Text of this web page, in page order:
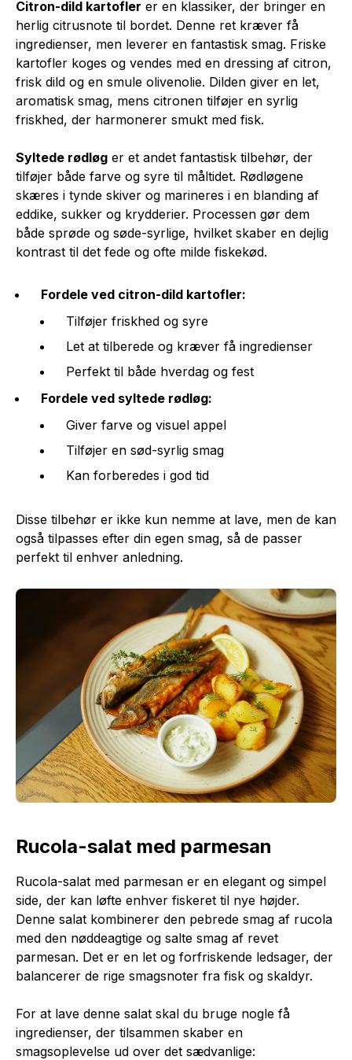
Citron-dild kartofler er en klassiker, der bringer en
herlig citrusnote til bordet. Denne ret kræver få
ingredienser, men leverer en fantastisk smag. Friske
kartofler koges og vendes med en dressing af citron,
frisk dild og en smule olivenolie. Dilden giver en let,
aromatisk smag, mens citronen tilføjer en syrlig
friskhed, der harmonerer smukt med fisk.
Syltede rødløg er et andet fantastisk tilbehør, der
tilføjer både farve og syre til måltidet. Rødløgene
skæres i tynde skiver og marineres i en blanding af
eddike, sukker og krydderier. Processen gør dem
både sprøde og søde-syrlige, hvilket skaber en dejlig
kontrast til det fede og ofte milde fiskekød.
Fordele ved citron-dild kartofler:
Tilføjer friskhed og syre
Let at tilberede og kræver få ingredienser
Perfekt til både hverdag og fest
Fordele ved syltede rødløg:
Giver farve og visuel appel
Tilføjer en sød-syrlig smag
Kan forberedes i god tid
Disse tilbehør er ikke kun nemme at lave, men de kan
også tilpasses efter din egen smag, så de passer
perfekt til enhver anledning.
Rucola-salat med parmesan
Rucola-salat med parmesan er en elegant og simpel
side, der kan løfte enhver fiskeret til nye højder.
Denne salat kombinerer den pebrede smag af rucola
med den nøddeagtige og salte smag af revet
parmesan. Det er en let og forfriskende ledsager, der
balancerer de rige smagsnoter fra fisk og skaldyr.
For at lave denne salat skal du bruge nogle få
ingredienser, der tilsammen skaber en
smagsoplevelse ud over det sædvanlige: